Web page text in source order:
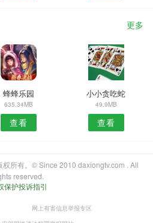
更多
蜂蜂乐园
635.34MB
查看
小小贪吃蛇
49.9MB
查看
所有。© Since 2010 daxiongtv.com . All
reserved.
保护投诉指引
网上有害信息举报专区